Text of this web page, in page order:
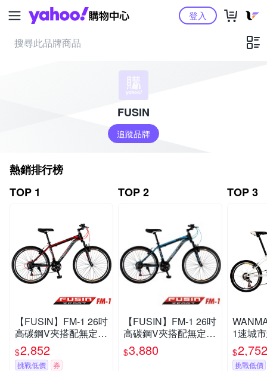
Yahoo購物中心登入
FUSIN
追蹤品牌
熱銷排行榜
TOP 1
【FUSIN】FM-1 26吋
高碳鋼V夾搭配無定位
21速登山車-DIY組裝
版
$2,852
挑戰低價 券
TOP 2
【FUSIN】FM-1 26吋
高碳鋼V夾搭配無定位
21速登山車（100%出
貨服務升級版本）
$3,880
TOP 3
1速城
(服務
$2,752
挑戰低價